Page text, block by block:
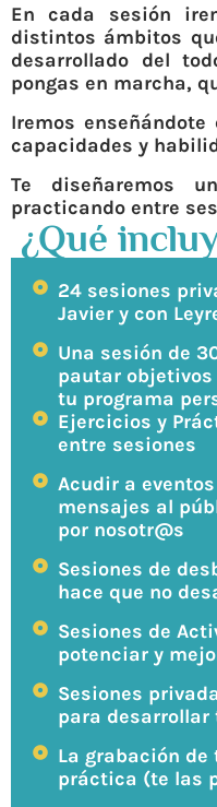
En cada sesión
distintos ámbitos
desarrollado del
pongas en marcha,
Iremos
capacidades y
Te diseñaremos
practicando entre
¿Qué
24 sesiones
Javier y con
Una sesión de
pautar
tu programa
Ejercicios y
entre sesiones
Acudir a
mensajes al
por nosotr@s
Sesiones de
hace que no
Sesiones de
potenciar y
Sesiones
para desarrollar
La grabación
práctica (te las